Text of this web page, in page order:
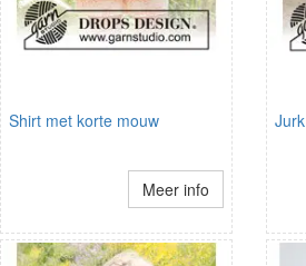
Shirt met korte mouw
Meer info
Jurk